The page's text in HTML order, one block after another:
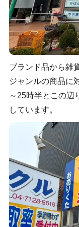
ブランド品から雑
ジャンルの商品に
～25時半とこの辺
しています。